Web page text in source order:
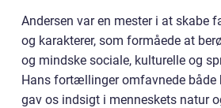
Andersen var en mester i at skabe
og karakterer, som formåede at
og mindske sociale, kulturelle og
Hans fortællinger omfavnede både
gav os indsigt i menneskets natur